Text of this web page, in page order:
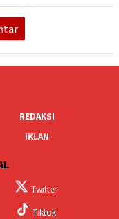
REDAKSI
IKLAN
Twitter
Tiktok